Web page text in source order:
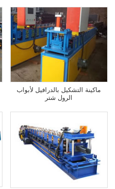
ماكينة التشكيل بالدرافيل لأبواب
الرول شتر